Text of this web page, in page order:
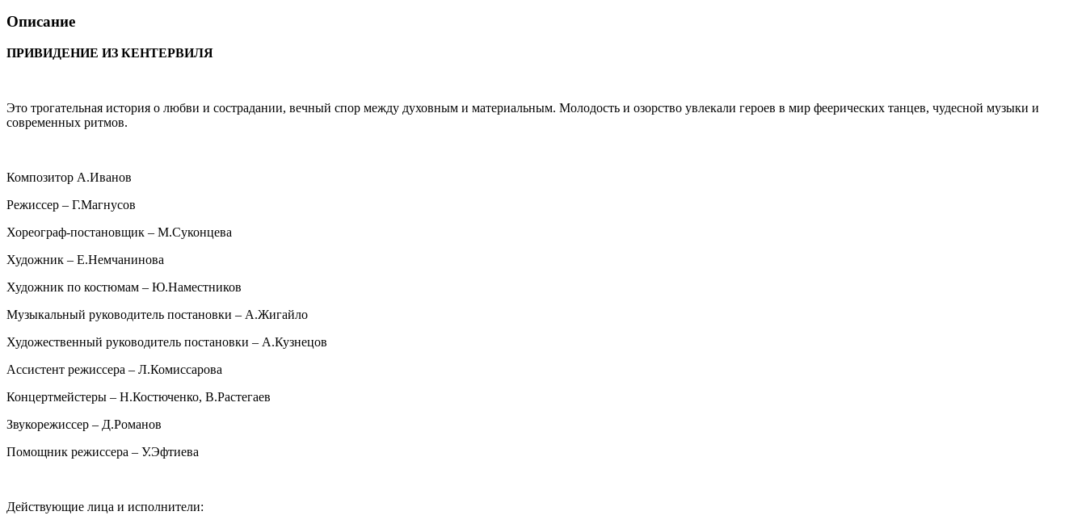
Описание
ПРИВИДЕНИЕ ИЗ КЕНТЕРВИЛЯ
Это трогательная история о любви и сострадании, вечный спор между духовным и материальным. Молодость и озорство увлекали героев в мир феерических танцев, чудесной музыки и
современных ритмов.
Композитор А.Иванов
Режиссер – Г.Магнусов
Хореограф-постановщик – М.Суконцева
Художник – Е.Немчанинова
Художник по костюмам – Ю.Наместников
Музыкальный руководитель постановки – А.Жигайло
Художественный руководитель постановки – А.Кузнецов
Ассистент режиссера – Л.Комиссарова
Концертмейстеры – Н.Костюченко, В.Растегаев
Звукорежиссер – Д.Романов
Помощник режиссера – У.Эфтиева
Действующие лица и исполнители: